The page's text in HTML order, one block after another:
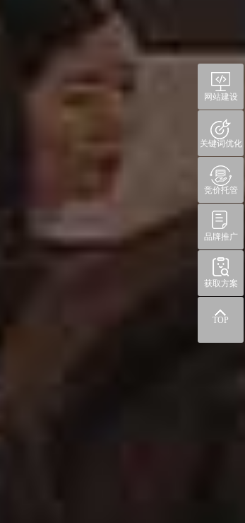
网站建设
关键词优化
竞价托管
品牌推广
获取方案
TOP